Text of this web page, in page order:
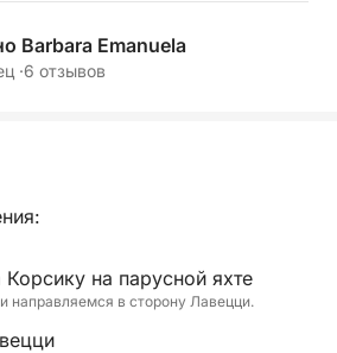
бухтам, она
к самым красивым
для плавания, сноркелинга и
то же время расслабляющий
для тех, кто хочет
в аутентичном и
Barbara Emanuela
·6 отзывов
на парусной яхте
направляемся в сторону Лавецци.